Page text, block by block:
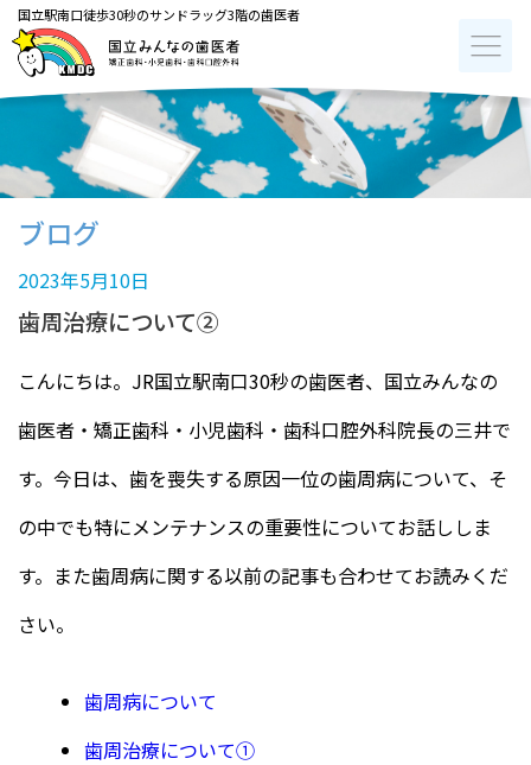
国立駅南口徒歩30秒のサンドラッグ3階の歯医者
ブログ
2023年5月10日
歯周治療について②
こんにちは。JR国立駅南口30秒の歯医者、国立みんなの
歯医者・矯正歯科・小児歯科・歯科口腔外科院長の三井で
す。今日は、歯を喪失する原因一位の歯周病について、そ
の中でも特にメンテナンスの重要性についてお話ししま
す。また歯周病に関する以前の記事も合わせてお読みくだ
さい。
歯周病について
歯周治療について①